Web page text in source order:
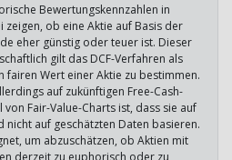
Bewertungskennzahlen in
zeigen, ob eine Aktie auf Basis der
eher günstig oder teuer ist. Dieser
gilt das DCF-Verfahren als
fairen Wert einer Aktie zu bestimmen.
auf zukünftigen Free-Cash-
Fair-Value-Charts ist, dass sie auf
auf geschätzten Daten basieren.
um abzuschätzen, ob Aktien mit
derzeit zu euphorisch oder zu